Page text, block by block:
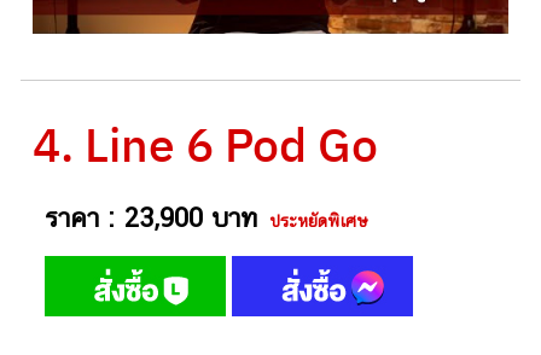
4. Line 6 Pod Go
ราคา : 23,900 บาท ประหยัดพิเศษ